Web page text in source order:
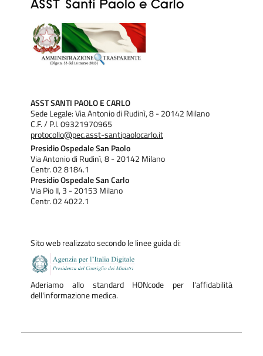
ASST SANTI PAOLO E CARLO
Sede Legale: Via Antonio di Rudinì, 8 - 20142 Milano
C.F. / P.I. 09321970965
protocollo@pec.asst-santipaolocarlo.it
Presidio Ospedale San Paolo
Via Antonio di Rudinì, 8 - 20142 Milano
Centr. 02 8184.1
Presidio Ospedale San Carlo
Via Pio II, 3 - 20153 Milano
Centr. 02 4022.1
Sito web realizzato secondo le linee guida di:
Aderiamo allo standard HONcode per l'affidabilità
dell'informazione medica.